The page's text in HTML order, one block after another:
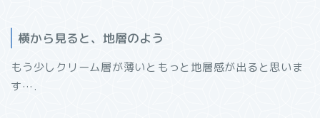
横から見ると、地層のよう
もう少しクリーム層が薄いともっと地層感が出ると思いま
す….